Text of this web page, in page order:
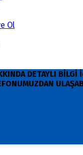
Ol
DETAYLI